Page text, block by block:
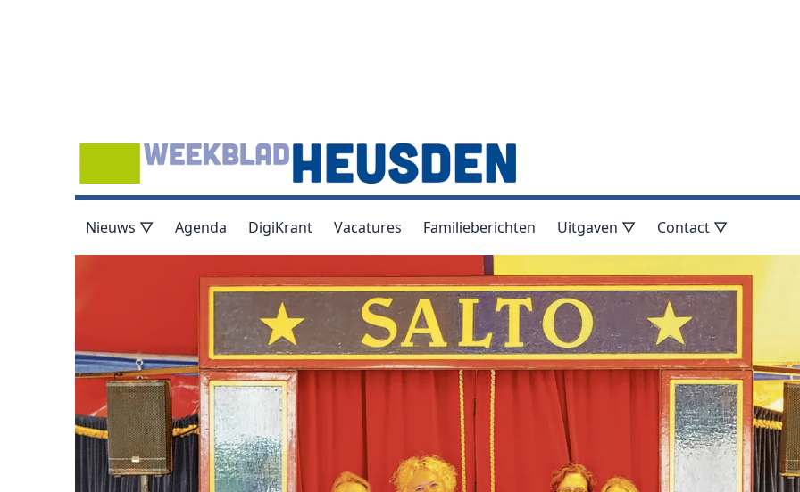
Nieuws ▽ Agenda DigiKrant Vacatures Familieberichten Uitgaven ▽ Contact ▽